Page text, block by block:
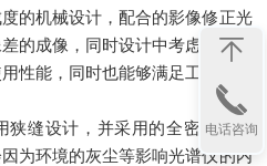
机械设计，配合的影像修正光
的成像，同时设计中考虑良好的
性能，同时也能够满足工业在线
缝设计，并采用的全密封式设
为环境的灰尘等影响光谱仪的内
电话咨询